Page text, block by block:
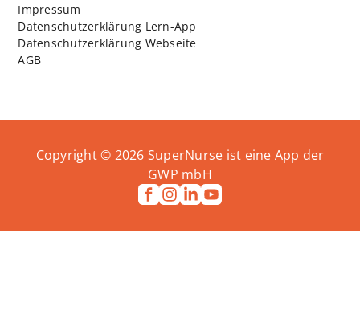
Impressum
Datenschutzerklärung Lern-App
Datenschutzerklärung Webseite
AGB
Copyright © 2026 SuperNurse ist eine App der
GWP mbH